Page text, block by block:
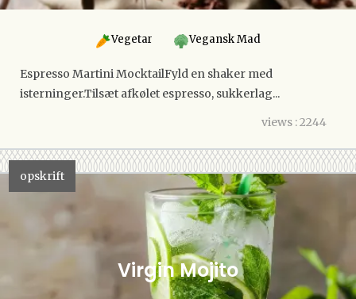
Vegetar Vegansk Mad
Espresso Martini MocktailFyld en shaker med
isterninger.Tilsæt afkølet espresso, sukkerlag...
views : 2244
opskrift
Virgin Mojito